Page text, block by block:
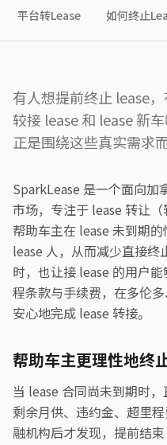
平台转Lease 如何终止
有人想提前终止 lease
较接 lease 和 lease 新
正是围绕这些真实需求
SparkLease 是一个面向加
市场，专注于 lease 转让
帮助车主在 lease 未到期
lease 人，从而减少直接终
时，也让接 lease 的用户
程条款与手续费，在多伦
安心地完成 lease 转接。
帮助车主更理性地终
当 lease 合同尚未到期时
剩余月供、违约金、超里
融机构后才发现，提前结